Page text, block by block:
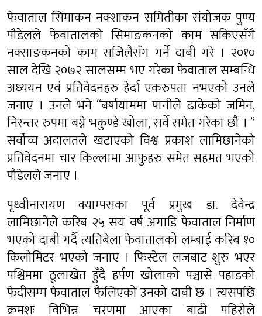
फेवाताल सिंमाकन नक्शाकन समितीका संयोजक पुण्य
पौडेलले फेवातालको सिमाङकनको काम सकिएसँगै
नक्साङकनको काम सजिलैसँग गर्ने दाबी गरे । २०१०
साल देखि २०७२ सालसम्म भए गरेका फेवाताल सम्बन्धि
अध्ययन एवं प्रतिवेदनहरु हेर्दा एकरुपता नभएको उनले
जनाए । उनले भने “बर्षायाममा पानीले ढाकेको जमिन,
निरन्तर रुपमा बग्ने भकुण्डे खोला, सर्वे समेत गरेका छौं । ”
सर्वोच्च अदालतले खटाएको विश्व प्रकाश लामिछानेको
प्रतिवेदनमा चार किल्लामा आफुहरु समेत सहमत भएको
पौडेलले जनाए ।
पृथ्वीनारायण क्याम्पसका पूर्व प्रमुख डा. देवेन्द्र
लामिछानेले करिब २५ सय वर्ष अगाडि फेवाताल निर्माण
भएको दाबी गर्दै त्यतिबेला फेवातालको लम्बाई करिब १०
किलोमिटर भएको जनाए । फिस्टेल लजबाट शुरु भएर
पश्चिममा ठूलाखेत हुँदै हर्पण खोलाको पञ्चासे पहाडको
फेदीसम्म फेवाताल फैलिएको उनको दाबी छ । त्यसपछि
क्रमशः विभिन्न चरणमा आएका बाढी पहिरोले